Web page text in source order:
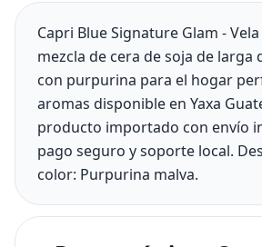
Capri Blue Signature Glam -
mezcla de cera de soja de larga
con purpurina para el hogar
aromas disponible en Yaxa
producto importado con envío
pago seguro y soporte local.
color: Purpurina malva.